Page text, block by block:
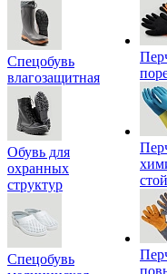
Спецобувь
влагозащитная
Обувь для
охранных
структур
Спецобувь